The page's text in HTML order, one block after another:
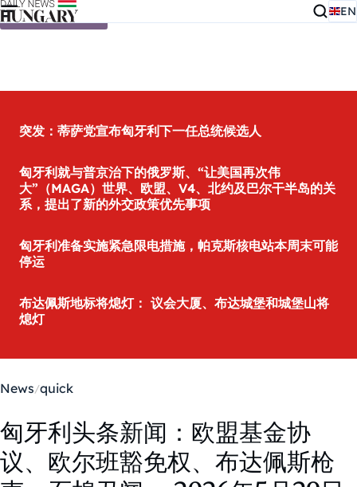
Skip to content EN
突发：蒂萨党宣布匈牙利下一任总统候选人
匈牙利就与普京治下的俄罗斯、“让美国再次伟
大”（MAGA）世界、欧盟、V4、北约及巴尔干半岛的关
系，提出了新的外交政策优先事项
匈牙利准备实施紧急限电措施，帕克斯核电站本周末可能
停运
布达佩斯地标将熄灯： 议会大厦、布达城堡和城堡山将
熄灯
News quick
匈牙利头条新闻：欧盟基金协
议、欧尔班豁免权、布达佩斯枪